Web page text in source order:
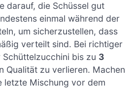
darauf, die Schüssel gut
einmal während der
um sicherzustellen, dass
verteilt sind. Bei richtiger
bis zu 3
Qualität zu verlieren. Machen
letzte Mischung vor dem